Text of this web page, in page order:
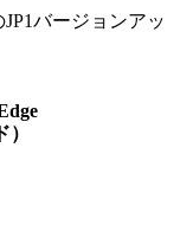
バージョンアッ
）